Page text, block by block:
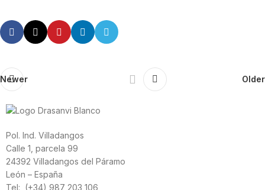
Newer Older
Pol. Ind. Villadangos
Calle 1, parcela 99
24392 Villadangos del Páramo
León – España
Tel: (+34) 987 203 106